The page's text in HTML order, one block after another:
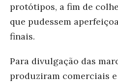
protótipos, a fim de
que pudessem
finais.
Para divulgação das
produziram comerciais